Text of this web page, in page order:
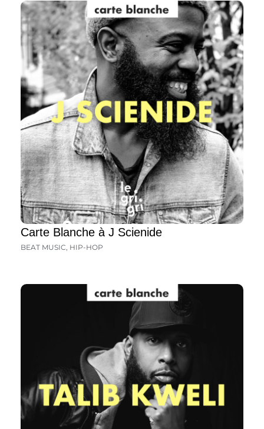
Carte Blanche à J Scienide
BEAT MUSIC, HIP-HOP